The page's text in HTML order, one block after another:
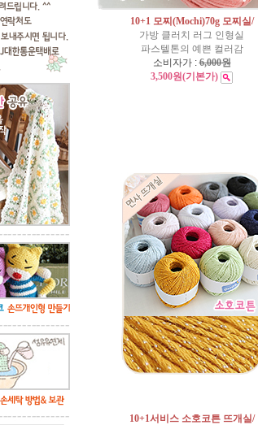
10+1 모찌(Mochi)70g 모찌실/
가방 클러치 러그 인형실
파스텔톤의 예쁜 컬러감
소비자가 :6,000원
3,500원(기본가)
10+1서비스 소호코튼 뜨개실/